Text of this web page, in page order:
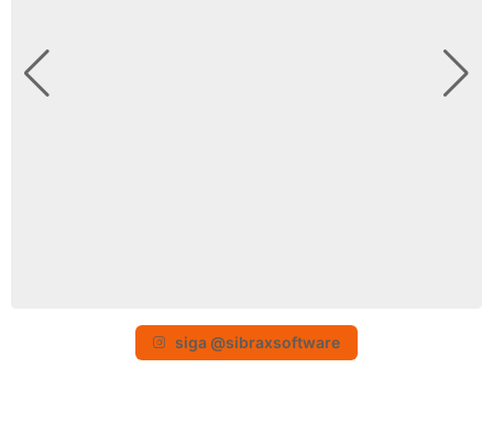
siga @sibraxsoftware